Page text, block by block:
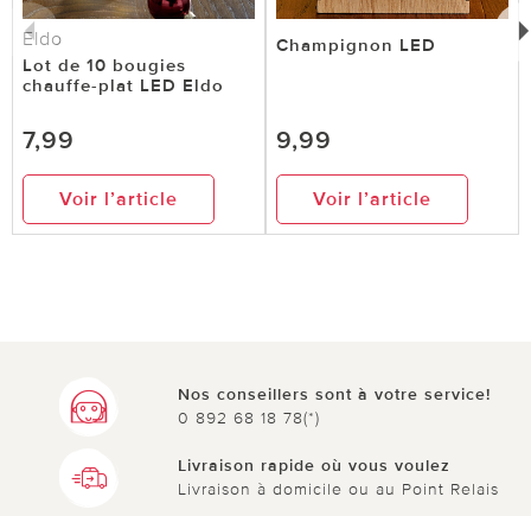
Eldo
Lot de 10 bougies
chauffe-plat LED Eldo
7,99
Voir l’article
Champignon LED
9,99
Voir l’article
Nos conseillers sont à votre service!
0 892 68 18 78(*)
Livraison rapide où vous voulez
Livraison à domicile ou au Point Relais